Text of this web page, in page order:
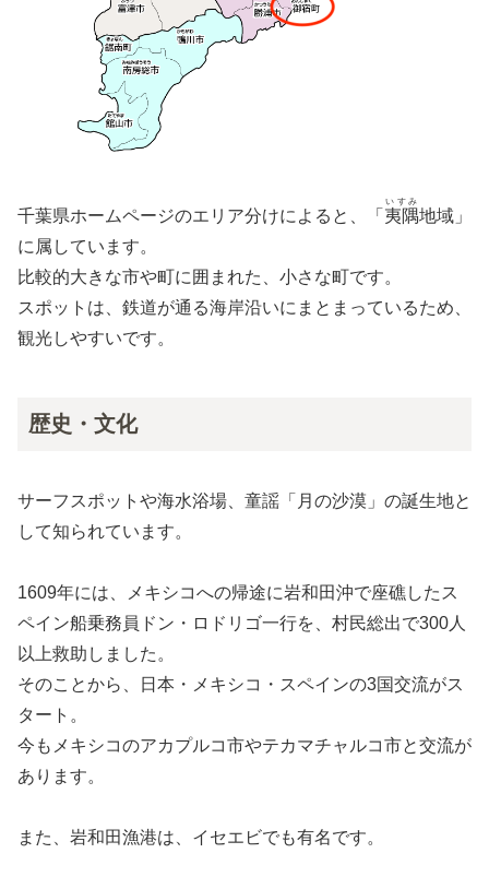
千葉県ホームページのエリア分けによると、「 夷隅
いすみ
地域」
に属しています。
比較的大きな市や町に囲まれた、小さな町です。
スポットは、鉄道が通る海岸沿いにまとまっているため、
観光しやすいです。
歴史・文化
サーフスポットや海水浴場、童謡「月の沙漠」の誕生地と
して知られています。
1609年には、メキシコへの帰途に岩和田沖で座礁したス
ペイン船乗務員ドン・ロドリゴ一行を、村民総出で300人
以上救助しました。
そのことから、日本・メキシコ・スペインの3国交流がス
タート。
今もメキシコのアカプルコ市やテカマチャルコ市と交流が
あります。
また、岩和田漁港は、イセエビでも有名です。